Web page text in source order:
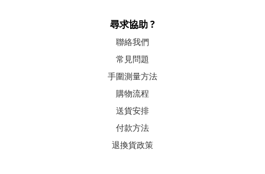
尋求協助 ?
聯絡我們
常見問題
手圍測量方法
購物流程
送貨安排
付款方法
退換貨政策